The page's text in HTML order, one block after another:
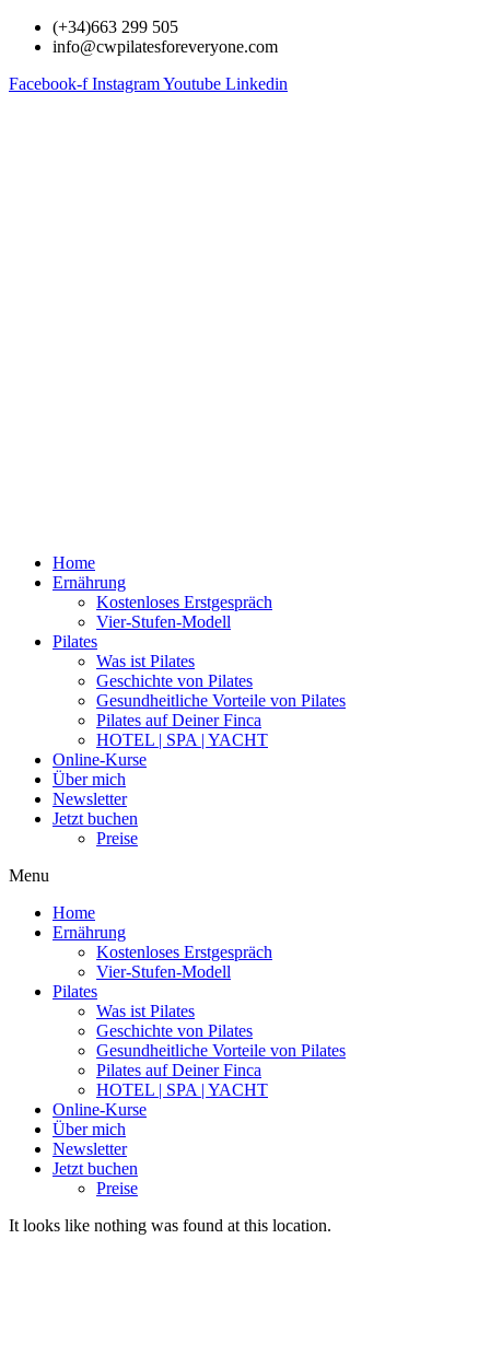
Skip
(+34)663 299 505
info@cwpilatesforeveryone.com
Facebook-f InstagramYoutube Linkedin
Home
Ernährung
Kostenloses Erstgespräch
Vier-Stufen-Modell
Pilates
Was ist Pilates
Geschichte von Pilates
Gesundheitliche Vorteile von Pilates
Pilates auf Deiner Finca
HOTEL | SPA | YACHT
Online-Kurse
Über mich
Newsletter
Jetzt buchen
Preise
Menu
Home
Ernährung
Kostenloses Erstgespräch
Vier-Stufen-Modell
Pilates
Was ist Pilates
Geschichte von Pilates
Gesundheitliche Vorteile von Pilates
Pilates auf Deiner Finca
HOTEL | SPA | YACHT
Online-Kurse
Über mich
Newsletter
Jetzt buchen
Preise
It looks like nothing was found at this location.